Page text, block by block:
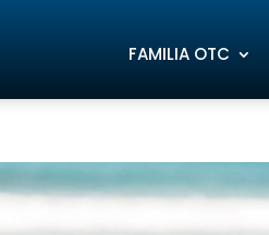
FAMILIA OTC